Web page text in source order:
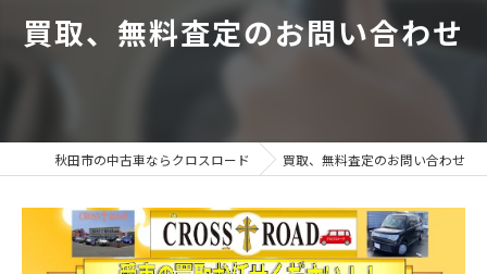
買取、無料査定のお問い合わせ
秋田市の中古車ならクロスロード 買取、無料査定のお問い合わせ